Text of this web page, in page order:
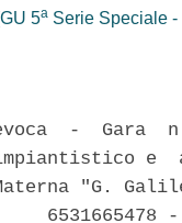
5aSerie Speciale -
-  Gara
e
"G.
6531665478